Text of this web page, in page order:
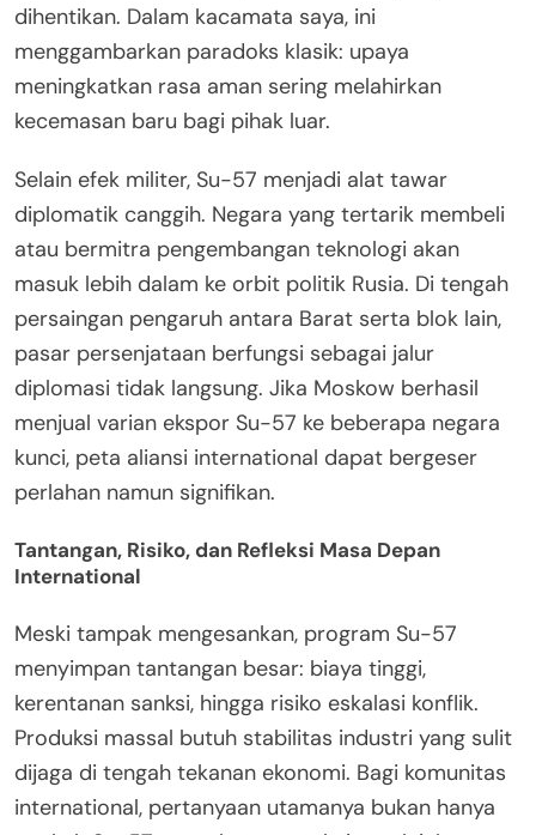
dihentikan. Dalam kacamata saya, ini
menggambarkan paradoks klasik: upaya
meningkatkan rasa aman sering melahirkan
kecemasan baru bagi pihak luar.
Selain efek militer, Su-57 menjadi alat tawar
diplomatik canggih. Negara yang tertarik membeli
atau bermitra pengembangan teknologi akan
masuk lebih dalam ke orbit politik Rusia. Di tengah
persaingan pengaruh antara Barat serta blok lain,
pasar persenjataan berfungsi sebagai jalur
diplomasi tidak langsung. Jika Moskow berhasil
menjual varian ekspor Su-57 ke beberapa negara
kunci, peta aliansi international dapat bergeser
perlahan namun signifikan.
Tantangan, Risiko, dan Refleksi Masa Depan
International
Meski tampak mengesankan, program Su-57
menyimpan tantangan besar: biaya tinggi,
kerentanan sanksi, hingga risiko eskalasi konflik.
Produksi massal butuh stabilitas industri yang sulit
dijaga di tengah tekanan ekonomi. Bagi komunitas
international, pertanyaan utamanya bukan hanya